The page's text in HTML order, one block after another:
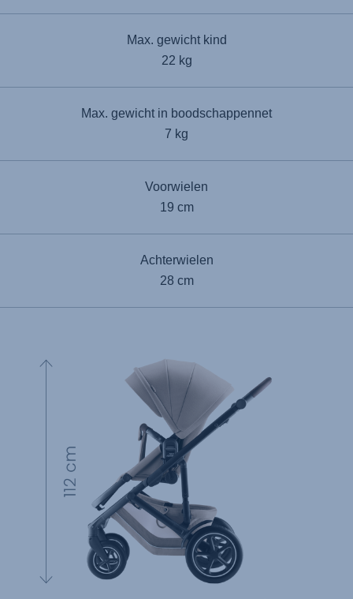
Max. gewicht kind
22 kg
Max. gewicht in boodschappennet
7 kg
Voorwielen
19 cm
Achterwielen
28 cm